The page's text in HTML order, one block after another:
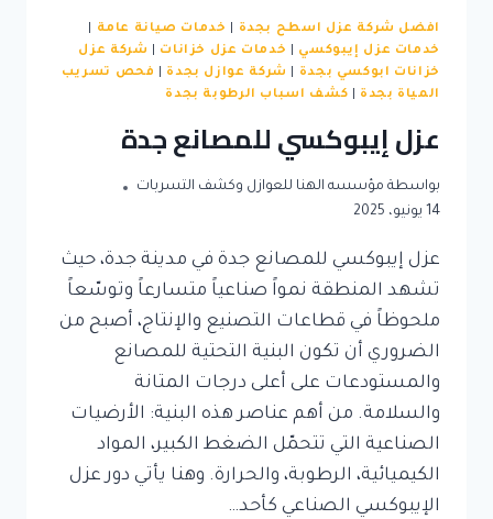
افضل شركة عزل اسطح بجدة خدمات صيانة عامة
خدمات عزل إيبوكسي
خدمات عزل خزانات
شركة عزل
خزانات ابوكسي بجدة
شركة عوازل بجدة
فحص تسريب
المياة بجدة
كشف اسباب الرطوبة بجدة
عزل إيبوكسي للمصانع جدة
بواسطة مؤسسه الهنا للعوازل وكشف التسربات
14 يونيو، 2025
عزل إيبوكسي للمصانع جدة في مدينة جدة، حيث
تشهد المنطقة نمواً صناعياً متسارعاً وتوسّعاً
ملحوظاً في قطاعات التصنيع والإنتاج، أصبح من
الضروري أن تكون البنية التحتية للمصانع
والمستودعات على أعلى درجات المتانة
والسلامة. من أهم عناصر هذه البنية: الأرضيات
الصناعية التي تتحمّل الضغط الكبير، المواد
الكيميائية، الرطوبة، والحرارة. وهنا يأتي دور عزل
الإيبوكسي الصناعي كأحد…